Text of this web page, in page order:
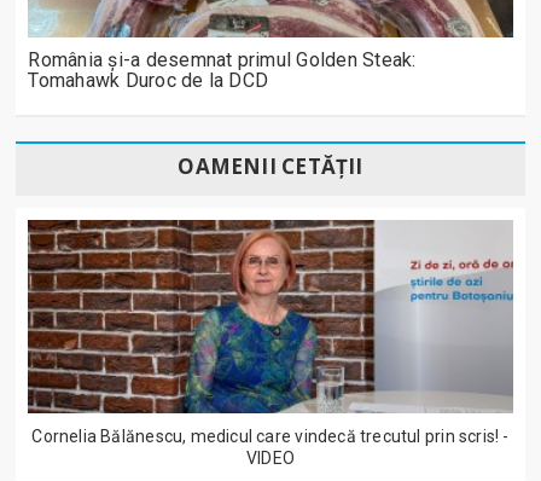
România și-a desemnat primul Golden Steak:
Tomahawk Duroc de la DCD
OAMENII CETĂȚII
Cornelia Bălănescu, medicul care vindecă trecutul prin scris! -
VIDEO